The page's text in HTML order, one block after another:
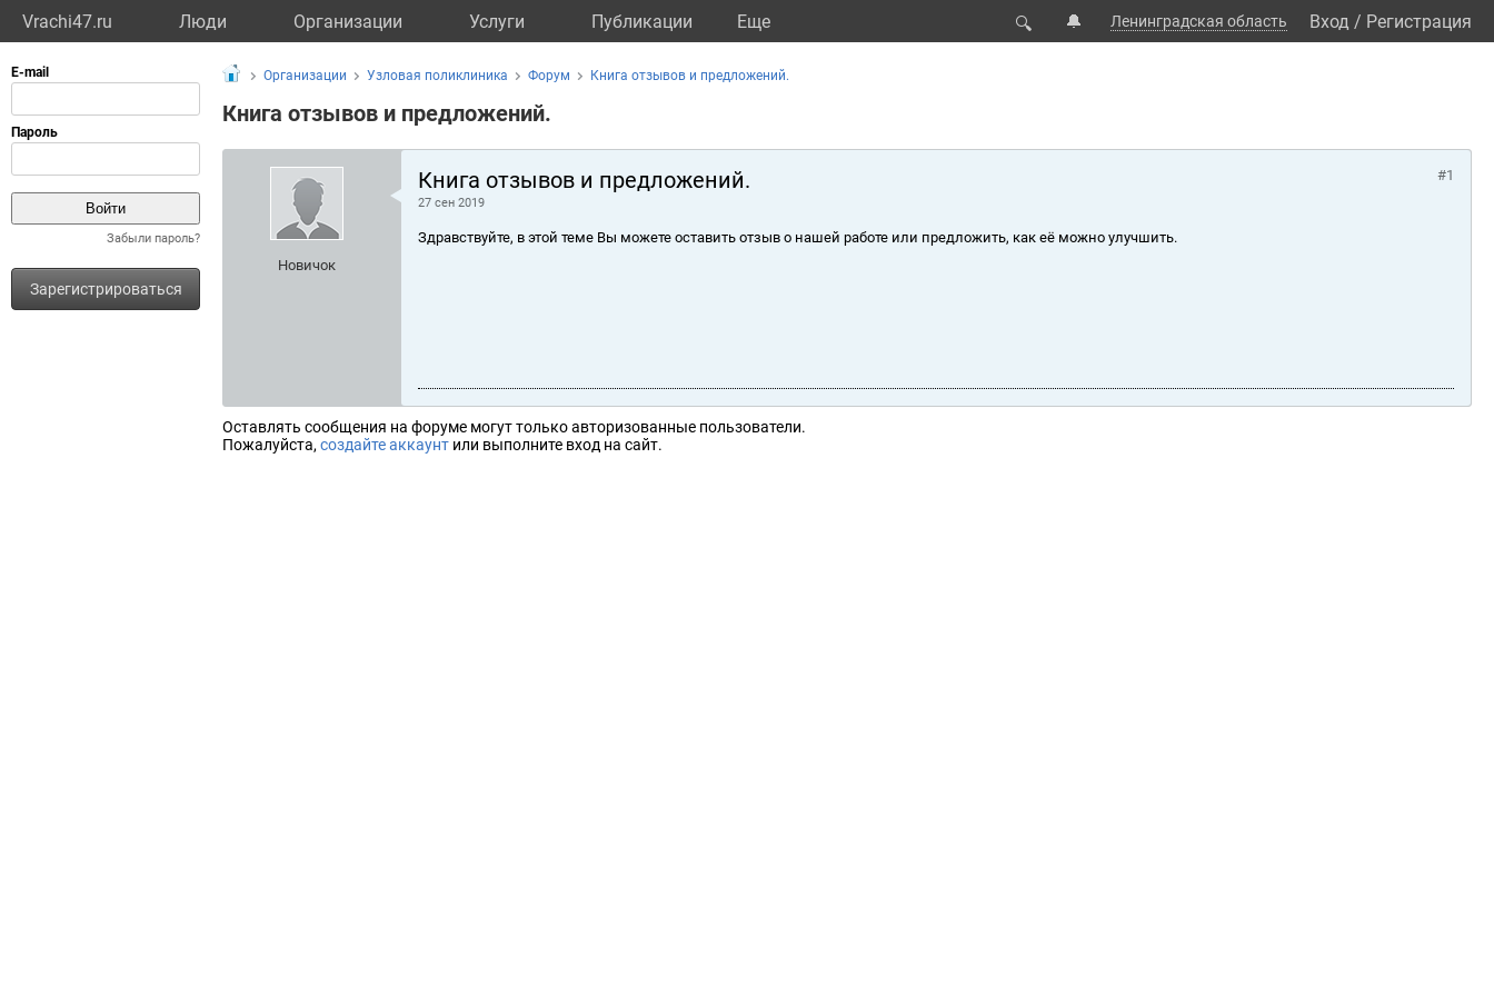
Vrachi47.ru Люди Организации Услуги Публикации Eще 🔍 🔔 Ленинградская область Вход / Регистрация
Забыли пароль?
Зарегистрироваться
Организации Узловая поликлиника Форум Книга отзывов и предложений.
Книга отзывов и предложений.
Новичок
Книга отзывов и предложений.
27 сен 2019
#1
Здравствуйте, в этой теме Вы можете оставить отзыв о нашей работе или предложить, как её можно улучшить.
Оставлять сообщения на форуме могут только авторизованные пользователи.
Пожалуйста, создайте аккаунт или выполните вход на сайт.